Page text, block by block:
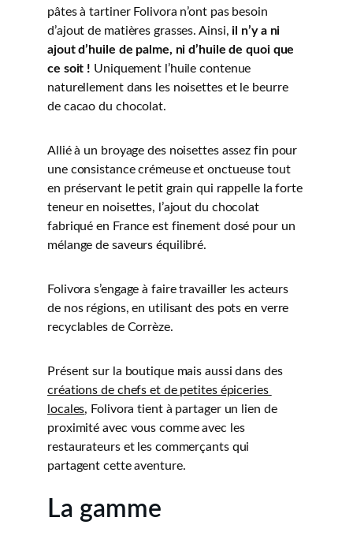
pâtes à tartiner Folivora n’ont pas besoin
d’ajout de matières grasses. Ainsi, il n’y a ni
ajout d’huile de palme, ni d’huile de quoi que
ce soit ! Uniquement l’huile contenue
naturellement dans les noisettes et le beurre
de cacao du chocolat.
Allié à un broyage des noisettes assez fin pour
une consistance crémeuse et onctueuse tout
en préservant le petit grain qui rappelle la forte
teneur en noisettes, l’ajout du chocolat
fabriqué en France est finement dosé pour un
mélange de saveurs équilibré.
Folivora s’engage à faire travailler les acteurs
de nos régions, en utilisant des pots en verre
recyclables de Corrèze.
Présent sur la boutique mais aussi dans des
créations de chefs et de petites épiceries
locales, Folivora tient à partager un lien de
proximité avec vous comme avec les
restaurateurs et les commerçants qui
partagent cette aventure.
La gamme